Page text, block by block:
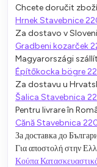
Chcete doručit
Hrnek Stavebnice
Za dostavo v
Gradbeni kozarček
Magyarországi
Építőkocka bögre
Za dostavu u
Šalica Stavebnica
Pentru livrare în
Cănă Stavebnica
За доставка до
Για αποστολή στην
Κούπα